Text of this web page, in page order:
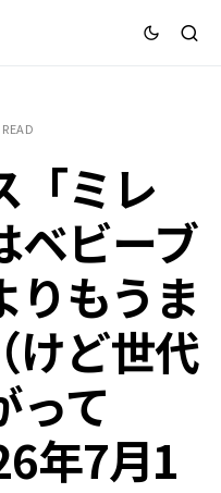
「ミレ
ベビーブ
りもうま
けど世代
って
年7月1